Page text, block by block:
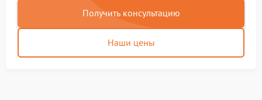
Получить консультацию
Наши цены